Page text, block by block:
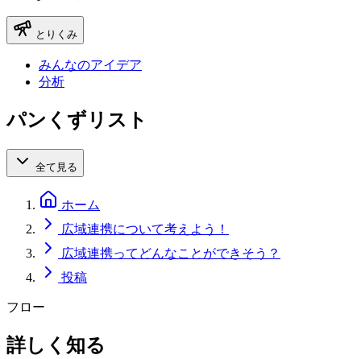
とりくみ
みんなのアイデア
分析
パンくずリスト
全て見る
ホーム
広域連携について考えよう！
広域連携ってどんなことができそう？
投稿
フロー
詳しく知る